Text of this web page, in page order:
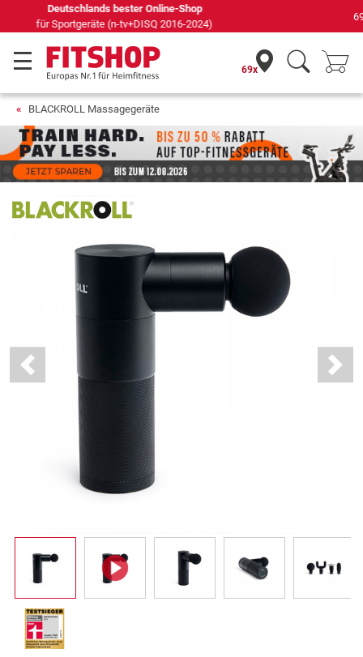
69 Fachmärkte vor Ort mit 75 eigenen Servicetechnikern
69x
BLACKROLL Massagegeräte
Previous Next